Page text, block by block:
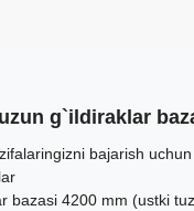
g`ildiraklar
bajarish uchun
bazasi 4200 mm (ustki